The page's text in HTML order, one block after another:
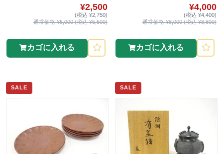
¥2,500
(税込 ¥2,750)
通常価格 ¥5,000 (税込 ¥5,500)
カゴに入れる
¥4,000
(税込 ¥4,400)
通常価格 ¥8,000 (税込 ¥8,800)
カゴに入れる
SALE SALE